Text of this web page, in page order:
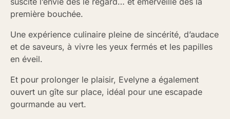
première bouchée.
Une expérience culinaire pleine de sincérité, d’audace
et de saveurs, à vivre les yeux fermés et les papilles
en éveil.
Et pour prolonger le plaisir, Evelyne a également
ouvert un gîte sur place, idéal pour une escapade
gourmande au vert.